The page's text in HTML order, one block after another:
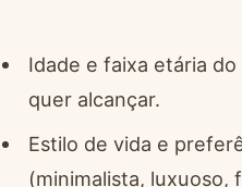
Idade e faixa etária
quer alcançar.
Estilo de vida e
(minimalista, luxuoso,